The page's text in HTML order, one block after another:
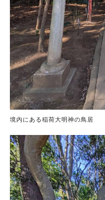
境内にある稲荷大明神の鳥居